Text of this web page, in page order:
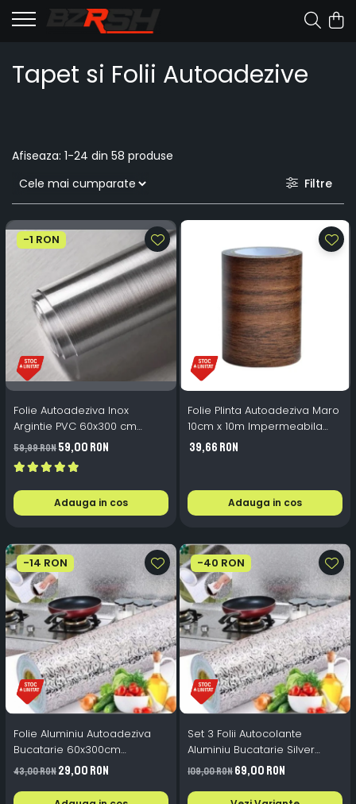
Tapet si Folii Autoadezive
Afiseaza: 1-24 din 58 produse
Filtre
-1 RON
Folie Autoadeziva Inox
Argintie PVC 60x300 cm
Bucatarie Mobilier
59,99 RON59,00 RON
Adauga in cos
Folie Plinta Autoadeziva Maro
10cm x 10m Impermeabila
Perete Scari
39,66 RON
Adauga in cos
-14 RON
Folie Aluminiu Autoadeziva
Bucatarie 60x300cm
Protectie Aragaz Perete
Impermeabila
43,00 RON29,00 RON
-40 RON
Set 3 Folii Autocolante
Aluminiu Bucatarie Silver
40x500cm sau 60x300cm
109,00 RON69,00 RON